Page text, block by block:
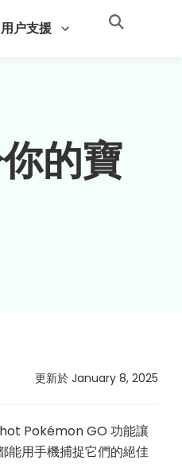
用户支援
的寶
更新於 January 8, 2025
Pokémon GO 功能讓
能用手機捕捉它們的絕佳